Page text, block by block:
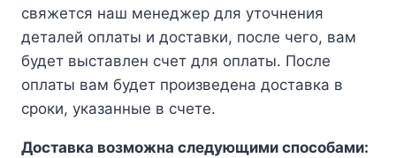
свяжется наш менеджер для уточнения
деталей оплаты и доставки, после чего, вам
будет выставлен счет для оплаты. После
оплаты вам будет произведена доставка в
сроки, указанные в счете.
Доставка возможна следующими способами: